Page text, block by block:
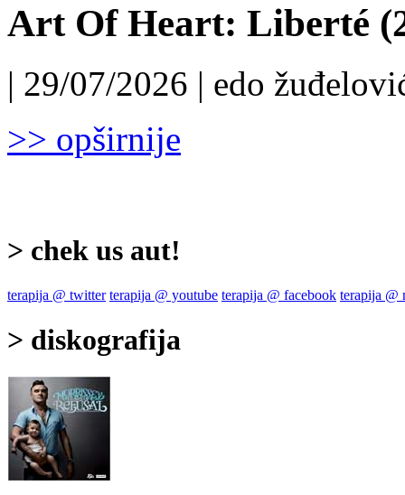
Art Of Heart: Liberté
| 29/07/2026 | edo
>> opširnije
> chek us aut!
terapija @ twitter terapija @ youtube terapija @ facebook terapija @
> diskografija